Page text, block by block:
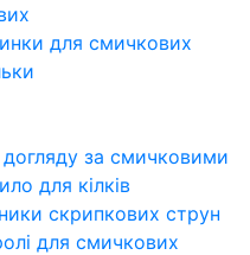
для смичкових
за смичковими
для кілків
скрипкових струн
для смичкових